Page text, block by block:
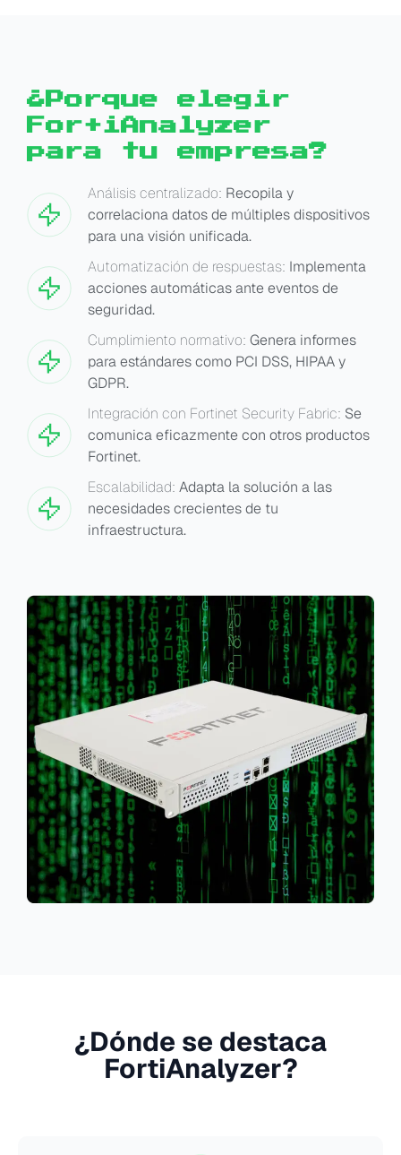
¿Porque elegir
For+iAnalyzer
para tu empresa?
Análisis centralizado: Recopila y
correlaciona datos de múltiples dispositivos
para una visión unificada.
Automatización de respuestas: Implementa
acciones automáticas ante eventos de
seguridad.
Cumplimiento normativo: Genera informes
para estándares como PCI DSS, HIPAA у
GDPR.
Integración con Fortinet Security Fabric: Se
comunica eficazmente con otros productos
Fortinet.
Escalabilidad: Adapta la solución a las
necesidades crecientes de tu
infraestructura.
¿Dónde se destaca
FortiAnalyzer?